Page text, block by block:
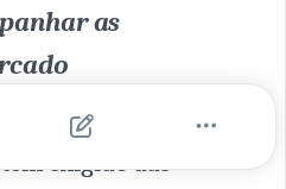
as
cenários
exigido das